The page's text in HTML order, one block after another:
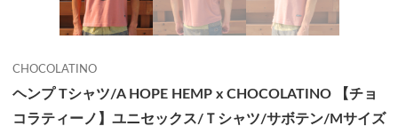
CHOCOLATINO
ヘンプ Tシャツ/A HOPE HEMP x CHOCOLATINO 【チョ
コラティーノ】ユニセックス/Ｔシャツ/サボテン/Mサイズ